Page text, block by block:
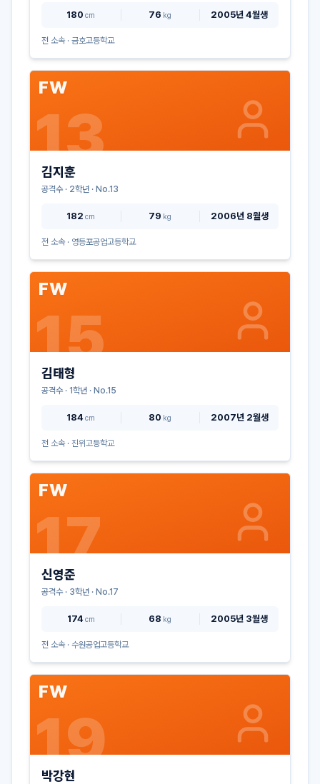
180 cm 76 kg 2005년 4월생
전 소속 · 금호고등학교
FW
13
김지훈
공격수· 2학년 · No.13
182 cm 79 kg 2006년 8월생
전 소속 · 영등포공업고등학교
FW
15
김태형
공격수· 1학년 · No.15
184 cm 80 kg 2007년 2월생
전 소속 · 진위고등학교
FW
17
신영준
공격수· 3학년 · No.17
174 cm 68 kg 2005년 3월생
전 소속 · 수원공업고등학교
FW
19
박강현